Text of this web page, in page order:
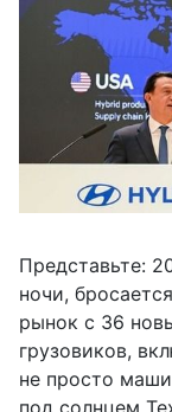
Представьте:
ночи,
рынок с 36
грузовиков,
не просто
под солнцем